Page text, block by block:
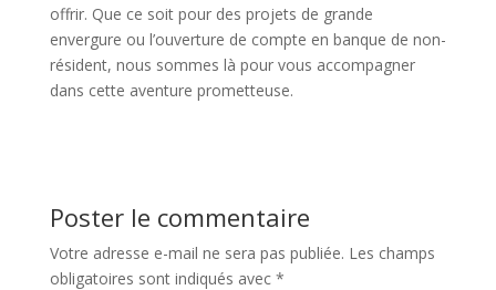
offrir. Que ce soit pour des projets de grande
envergure ou l’ouverture de compte en banque de non-
résident, nous sommes là pour vous accompagner
dans cette aventure prometteuse.
Poster le commentaire
Votre adresse e-mail ne sera pas publiée. Les champs
obligatoires sont indiqués avec *